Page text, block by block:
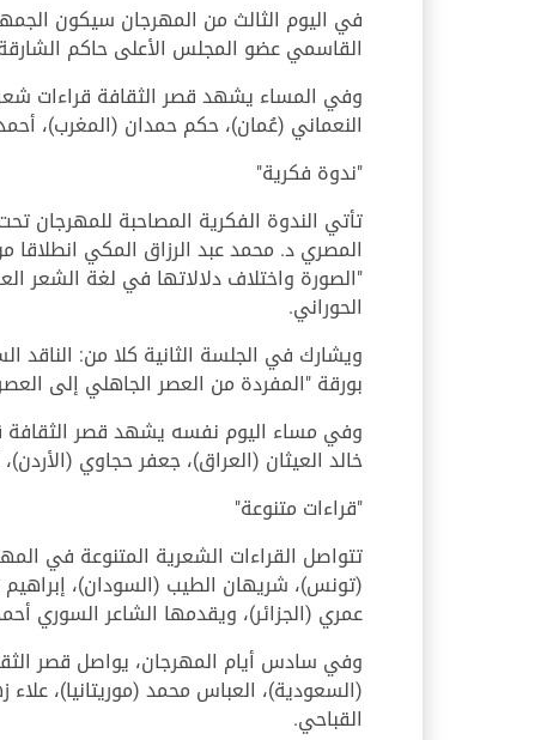
في اليوم الثالث من المهرجان سيكون
القاسمي عضو المجلس الأعلى حاكم
وفي المساء يشهد قصر الثقافة قراءات
النعماني (عُمان)، حكم حمدان (المغرب)،
"ندوة فكرية"
تأتي الندوة الفكرية المصاحبة للمهرجان
المصري د. محمد عبد الرزاق المكي انطلاقا
"الصورة واختلاف دلالاتها في لغة الشعر
الحوراني.
ويشارك في الجلسة الثانية كلا من: الناقد
بورقة "المفردة من العصر الجاهلي إلى
وفي مساء اليوم نفسه يشهد قصر الثقافة
خالد العيثان (العراق)، جعفر حجاوي
"قراءات متنوعة"
تتواصل القراءات الشعرية المتنوعة في
(تونس)، شريهان الطيب (السودان)،
عمري (الجزائر)، ويقدمها الشاعر السوري
وفي سادس أيام المهرجان، يواصل قصر
(السعودية)، العباس محمد (موريتانيا)،
القباحي.